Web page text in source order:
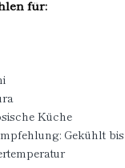
für:
Küche
Gekühlt bis